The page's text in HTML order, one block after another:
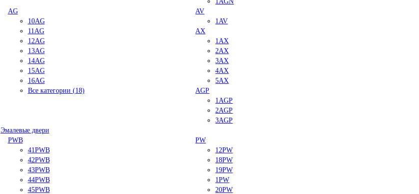
AG
10AG
11AG
12AG
13AG
14AG
15AG
16AG
Все категории (18)
AV
1AV
AX
1AX
2AX
3AX
4AX
5AX
AGP
1AGP
2AGP
3AGP
Эмалевые двери
PWB
41PWB
42PWB
43PWB
44PWB
45PWB
PW
12PW
18PW
19PW
1PW
20PW